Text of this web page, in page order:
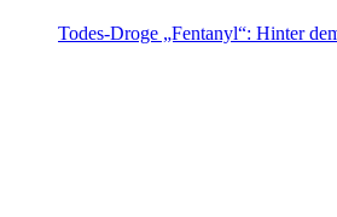
Todes-Droge „Fentanyl“: Hinter